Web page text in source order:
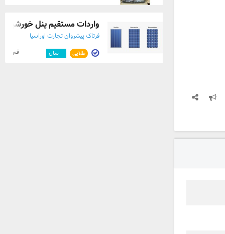
واردات مستقیم پنل خورشیدی
فرتاک پیشروان تجارت اوراسیا
طلایی سال قم